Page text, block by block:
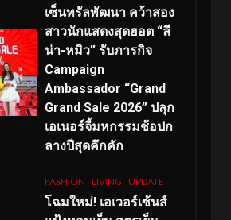
เซ็นทรัลพัฒนา คว้าสอง
สาวนักแสดงสุดฮอต “ลี
น่า-หมิว” รับภารกิจ
Campaign
Ambassador “Grand
Grand Sale 2026” ปลุก
เอเนอร์จี้มหกรรมช้อปก
ลางปีสุดคึกคัก
FASHION LIVING UPDATE
โฉมใหม่! เอเวอร์เซ้นส์